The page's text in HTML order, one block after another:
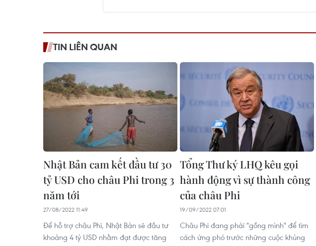
TIN LIÊN QUAN
Nhật Bản cam kết đầu tư 30
tỷ USD cho châu Phi trong 3
năm tới
27/08/2022 11:49
Để hỗ trợ châu Phi, Nhật Bản sẽ đầu tư
khoảng 4 tỷ USD nhằm đạt được tăng
Tổng Thư ký LHQ kêu gọi
hành động vì sự thành công
của châu Phi
19/09/2022 07:01
Châu Phi đang phải "gồng mình" để tìm
cách ứng phó trước những cuộc khủng